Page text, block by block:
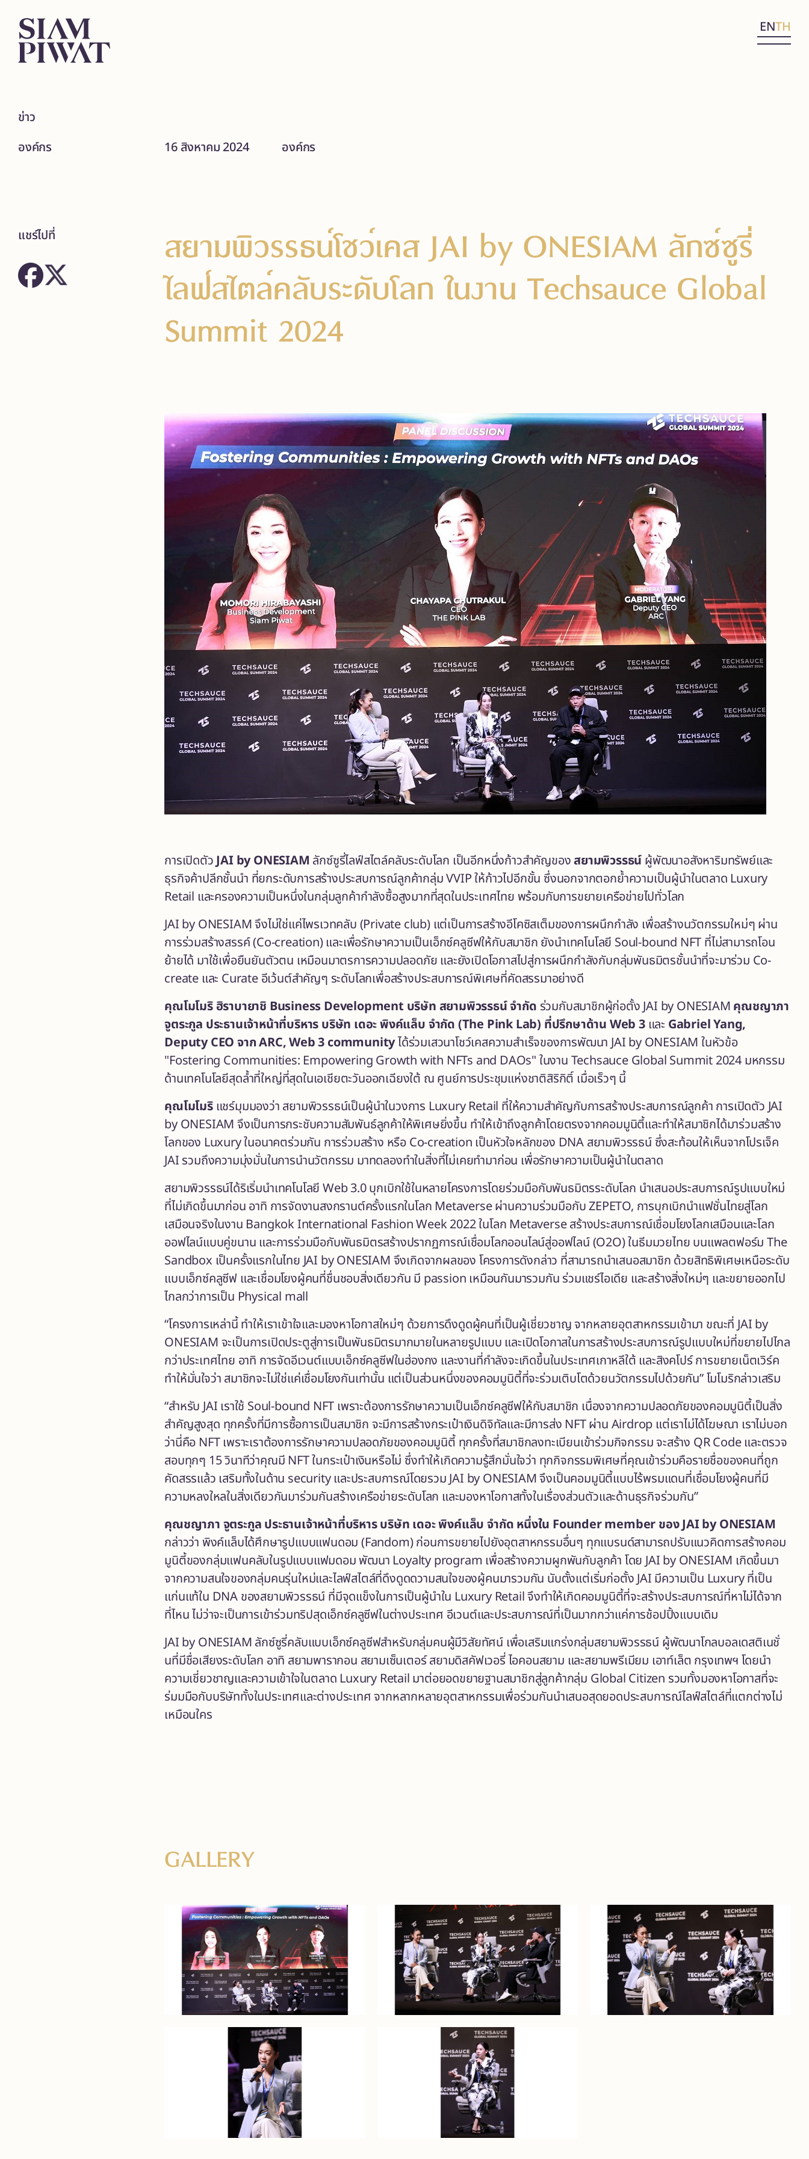
ENTH
ข่าว
องค์กร
แชร์ไปที่
16 สิงหาคม 2024 องค์กร
สยามพิวรรธน์โชว์เคส JAI by ONESIAM ลักซ์ซูรี่
ไลฟ์สไตล์คลับระดับโลก ในงาน Techsauce Global
Summit 2024
การเปิดตัวJAI by ONESIAM ลักซ์ซูรี่ไลฟ์สไตล์คลับระดับโลก เป็นอีกหนึ่งก้าวสำคัญของสยามพิวรรธน์ ผู้พัฒนาอสังหาริมทรัพย์และ
ธุรกิจค้าปลีกชั้นนำ ที่ยกระดับการสร้างประสบการณ์ลูกค้ากลุ่ม VVIP ให้ก้าวไปอีกขั้น ซึ่งนอกจากตอกย้ำความเป็นผู้นำในตลาด Luxury
Retail และครองความเป็นหนึ่งในกลุ่มลูกค้ากำลังซื้อสูงมากที่สุดในประเทศไทย พร้อมกับการขยายเครือข่ายไปทั่วโลก
JAI by ONESIAM จึงไม่ใช่แค่ไพรเวทคลับ (Private club) แต่เป็นการสร้างอีโคซิสเต็มของการผนึกกำลัง เพื่อสร้างนวัตกรรมใหม่ๆ ผ่าน
การร่วมสร้างสรรค์ (Co-creation) และเพื่อรักษาความเป็นเอ็กซ์คลูซีฟให้กับสมาชิก ยังนำเทคโนโลยี Soul-bound NFT ที่ไม่สามารถโอน
ย้ายได้ มาใช้เพื่อยืนยันตัวตน เหมือนมาตรการความปลอดภัย และยังเปิดโอกาสไปสู่การผนึกกำลังกับกลุ่มพันธมิตรชั้นนำที่จะมาร่วม Co-
create และ Curate อีเว้นต์สำคัญๆ ระดับโลกเพื่อสร้างประสบการณ์พิเศษที่คัดสรรมาอย่างดี
คุณโมโมริ ฮิราบายาชิ Business Development บริษัท สยามพิวรรธน์จำกัด ร่วมกับสมาชิกผู้ก่อตั้ง JAI by ONESIAM คุณชญาภา
จูตระกูล ประธานเจ้าหน้าที่บริหาร บริษัท เดอะ พิงค์แล็บ จำกัด (The Pink Lab) ที่ปรึกษาด้าน Web 3 และ Gabriel Yang,
Deputy CEO จาก ARC, Web 3 communityได้ร่วมเสวนาโชว์เคสความสำเร็จของการพัฒนา JAI by ONESIAM ในหัวข้อ
"Fostering Communities: Empowering Growth with NFTs and DAOs" ในงาน Techsauce Global Summit 2024 มหกรรม
ด้านเทคโนโลยีสุดล้ำที่ใหญ่ที่สุดในเอเชียตะวันออกเฉียงใต้ ณ ศูนย์การประชุมแห่งชาติสิริกิติ์ เมื่อเร็วๆ นี้
คุณโมโมริ แชร์มุมมองว่า สยามพิวรรธน์เป็นผู้นำในวงการ Luxury Retail ที่ให้ความสำคัญกับการสร้างประสบการณ์ลูกค้า การเปิดตัว JAI
by ONESIAM จึงเป็นการกระชับความสัมพันธ์ลูกค้าให้พิเศษยิ่งขึ้น ทำให้เข้าถึงลูกค้าโดยตรงจากคอมมูนิตี้และทำให้สมาชิกได้มาร่วมสร้าง
โลกของ Luxury ในอนาคตร่วมกัน การร่วมสร้าง หรือ Co-creation เป็นหัวใจหลักของ DNA สยามพิวรรธน์ ซึ่งสะท้อนให้เห็นจากโปรเจ็ค
JAI รวมถึงความมุ่งมั่นในการนำนวัตกรรม มาทดลองทำในสิ่งที่ไม่เคยทำมาก่อน เพื่อรักษาความเป็นผู้นำในตลาด
สยามพิวรรธน์ได้ริเริ่มนำเทคโนโลยี Web 3.0 บุกเบิกใช้ในหลายโครงการโดยร่วมมือกับพันธมิตรระดับโลก นำเสนอประสบการณ์รูปแบบใหม่
ที่ไม่เกิดขึ้นมาก่อน อาทิ การจัดงานสงกรานต์ครั้งแรกในโลก Metaverse ผ่านความร่วมมือกับ ZEPETO, การบุกเบิกนำแฟชั่นไทยสู่โลก
เสมือนจริงในงาน Bangkok International Fashion Week 2022 ในโลก Metaverse สร้างประสบการณ์เชื่อมโยงโลกเสมือนและโลก
ออฟไลน์แบบคู่ขนาน และการร่วมมือกับพันธมิตรสร้างปรากฏการณ์เชื่อมโลกออนไลน์สู่ออฟไลน์ (O2O) ในธีมมวยไทย บนแพลตฟอร์ม The
Sandbox เป็นครั้งแรกในไทย JAI by ONESIAM จึงเกิดจากผลของ โครงการดังกล่าว ที่สามารถนำเสนอสมาชิก ด้วยสิทธิพิเศษเหนือระดับ
แบบเอ็กซ์คลูซีฟ และเชื่อมโยงผู้คนที่ชื่นชอบสิ่งเดียวกัน มี passion เหมือนกันมารวมกัน ร่วมแชร์ไอเดีย และสร้างสิ่งใหม่ๆ และขยายออกไป
ไกลกว่าการเป็น Physical mall
“โครงการเหล่านี้ ทำให้เราเข้าใจและมองหาโอกาสใหม่ๆ ด้วยการดึงดูดผู้คนที่เป็นผู้เชี่ยวชาญ จากหลายอุตสาหกรรมเข้ามา ขณะที่ JAI by
ONESIAM จะเป็นการเปิดประตูสู่การเป็นพันธมิตรมากมายในหลายรูปแบบ และเปิดโอกาสในการสร้างประสบการณ์รูปแบบใหม่ที่ขยายไปไกล
กว่าประเทศไทย อาทิ การจัดอีเวนต์แบบเอ็กซ์คลูซีฟในฮ่องกง และงานที่กำลังจะเกิดขึ้นในประเทศเกาหลีใต้ และสิงคโปร์ การขยายเน็ตเวิร์ค
ทำให้มั่นใจว่า สมาชิกจะไม่ใช่แค่เชื่อมโยงกันเท่านั้น แต่เป็นส่วนหนึ่งของคอมมูนิตี้ที่จะร่วมเติบโตด้วยนวัตกรรมไปด้วยกัน” โมโมริกล่าวเสริม
“สำหรับ JAI เราใช้ Soul-bound NFT เพราะต้องการรักษาความเป็นเอ็กซ์คลูซีฟให้กับสมาชิก เนื่องจากความปลอดภัยของคอมมูนิตี้เป็นสิ่ง
สำคัญสูงสุด ทุกครั้งที่มีการซื้อการเป็นสมาชิก จะมีการสร้างกระเป๋าเงินดิจิทัลและมีการส่ง NFT ผ่าน Airdrop แต่เราไม่ได้โฆษณา เราไม่บอก
ว่านี่คือ NFT เพราะเราต้องการรักษาความปลอดภัยของคอมมูนิตี้ ทุกครั้งที่สมาชิกลงทะเบียนเข้าร่วมกิจกรรม จะสร้าง QR Code และตรวจ
สอบทุกๆ 15 วินาทีว่าคุณมี NFT ในกระเป๋าเงินหรือไม่ ซึ่งทำให้เกิดความรู้สึกมั่นใจว่า ทุกกิจกรรมพิเศษที่คุณเข้าร่วมคือรายชื่อของคนที่ถูก
คัดสรรแล้ว เสริมทั้งในด้าน security และประสบการณ์โดยรวม JAI by ONESIAM จึงเป็นคอมมูนิตี้แบบไร้พรมแดนที่เชื่อมโยงผู้คนที่มี
ความหลงใหลในสิ่งเดียวกันมาร่วมกันสร้างเครือข่ายระดับโลก และมองหาโอกาสทั้งในเรื่องส่วนตัวและด้านธุรกิจร่วมกัน”
คุณชญาภา จูตระกูล ประธานเจ้าหน้าที่บริหาร บริษัท เดอะ พิงค์แล็บ จำกัด หนึ่งใน Founder member ของ JAI by ONESIAM
กล่าวว่า พิงค์แล็บได้ศึกษารูปแบบแฟนดอม (Fandom) ก่อนการขยายไปยังอุตสาหกรรมอื่นๆ ทุกแบรนด์สามารถปรับแนวคิดการสร้างคอม
มูนิตี้ของกลุ่มแฟนคลับในรูปแบบแฟมดอม พัฒนา Loyalty program เพื่อสร้างความผูกพันกับลูกค้า โดย JAI by ONESIAM เกิดขึ้นมา
จากความสนใจของกลุ่มคนรุ่นใหม่และไลฟ์สไตล์ที่ดึงดูดดวามสนใจของผู้คนมารวมกัน นับตั้งแต่เริ่มก่อตั้ง JAI มีความเป็น Luxury ที่เป็น
แก่นแท้ใน DNA ของสยามพิวรรธน์ ที่มีจุดแข็งในการเป็นผู้นำใน Luxury Retail จึงทำให้เกิดคอมมูนิตี้ที่จะสร้างประสบการณ์ที่หาไม่ได้จาก
ที่ไหน ไม่ว่าจะเป็นการเข้าร่วมทริปสุดเอ็กซ์คลูซีฟในต่างประเทศ อีเวนต์และประสบการณ์ที่เป็นมากกว่าแค่การช้อปปิ้งแบบเดิม
JAI by ONESIAM ลักซ์ซูรี่คลับแบบเอ็กซ์คลูซีฟสำหรับกลุ่มคนผู้มีวิสัยทัศน์ เพื่อเสริมแกร่งกลุ่มสยามพิวรรธน์ ผู้พัฒนาโกลบอลเดสติเนชั่
นที่มีชื่อเสียงระดับโลก อาทิ สยามพารากอน สยามเซ็นเตอร์ สยามดิสคัฟเวอรี่ ไอคอนสยาม และสยามพรีเมียม เอาท์เล็ต กรุงเทพฯ โดยนำ
ความเชี่ยวชาญและความเข้าใจในตลาด Luxury Retail มาต่อยอดขยายฐานสมาชิกสู่ลูกค้ากลุ่ม Global Citizen รวมทั้งมองหาโอกาสที่จะ
ร่มมมือกับบริษัททั้งในประเทศและต่างประเทศ จากหลากหลายอุตสาหกรรมเพื่อร่วมกันนำเสนอสุดยอดประสบการณ์ไลฟ์สไตล์ที่แตกต่างไม่
เหมือนใคร
GALLERY